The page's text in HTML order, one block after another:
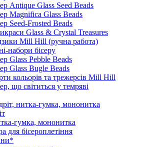
Antique Glass Seed Beads
Magnifica Glass Beads
Seed-Frosted Beads
Glass & Crystal Treasures
Mill Hill (ручна работа)
набори бісеру
Glass Pebble Beads
Glass Bugle Beads
кольорів та трежерсів Mill Hill
що світиться у темряві
нитка-гумка, мононитка
гумка, мононитка
для бісероплетіння